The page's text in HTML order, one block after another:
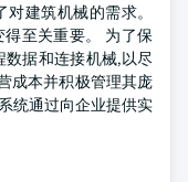
建筑机械的需求。
至关重要。 为了保
数据和连接机械,以尽
成本并积极管理其庞
统通过向企业提供实